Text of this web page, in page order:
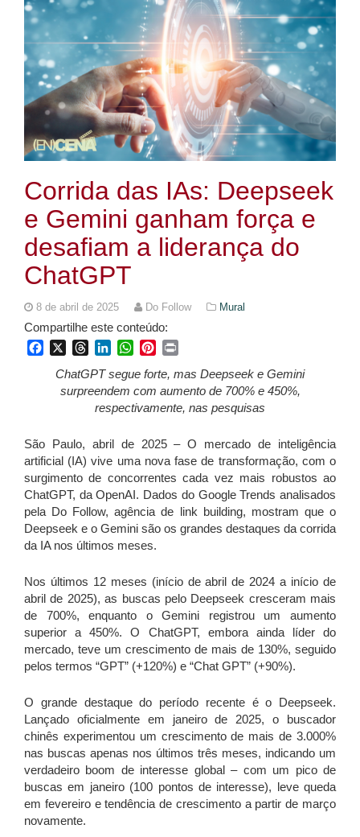
Corrida das IAs: Deepseek
e Gemini ganham força e
desafiam a liderança do
ChatGPT
8 de abril de 2025 Do Follow Mural
Compartilhe este conteúdo:
FacebookThreadsLinkedInWhatsApp
Pinterest
ChatGPT segue forte, mas Deepseek e Gemini
surpreendem com aumento de 700% e 450%,
respectivamente, nas pesquisas
São Paulo, abril de 2025 – O mercado de inteligência
artificial (IA) vive uma nova fase de transformação, com o
surgimento de concorrentes cada vez mais robustos ao
ChatGPT, da OpenAI. Dados do Google Trends analisados
pela Do Follow, agência de link building, mostram que o
Deepseek e o Gemini são os grandes destaques da corrida
da IA nos últimos meses.
Nos últimos 12 meses (início de abril de 2024 a início de
abril de 2025), as buscas pelo Deepseek cresceram mais
de 700%, enquanto o Gemini registrou um aumento
superior a 450%. O ChatGPT, embora ainda líder do
mercado, teve um crescimento de mais de 130%, seguido
pelos termos “GPT” (+120%) e “Chat GPT” (+90%).
O grande destaque do período recente é o Deepseek.
Lançado oficialmente em janeiro de 2025, o buscador
chinês experimentou um crescimento de mais de 3.000%
nas buscas apenas nos últimos três meses, indicando um
verdadeiro boom de interesse global – com um pico de
buscas em janeiro (100 pontos de interesse), leve queda
em fevereiro e tendência de crescimento a partir de março
novamente.